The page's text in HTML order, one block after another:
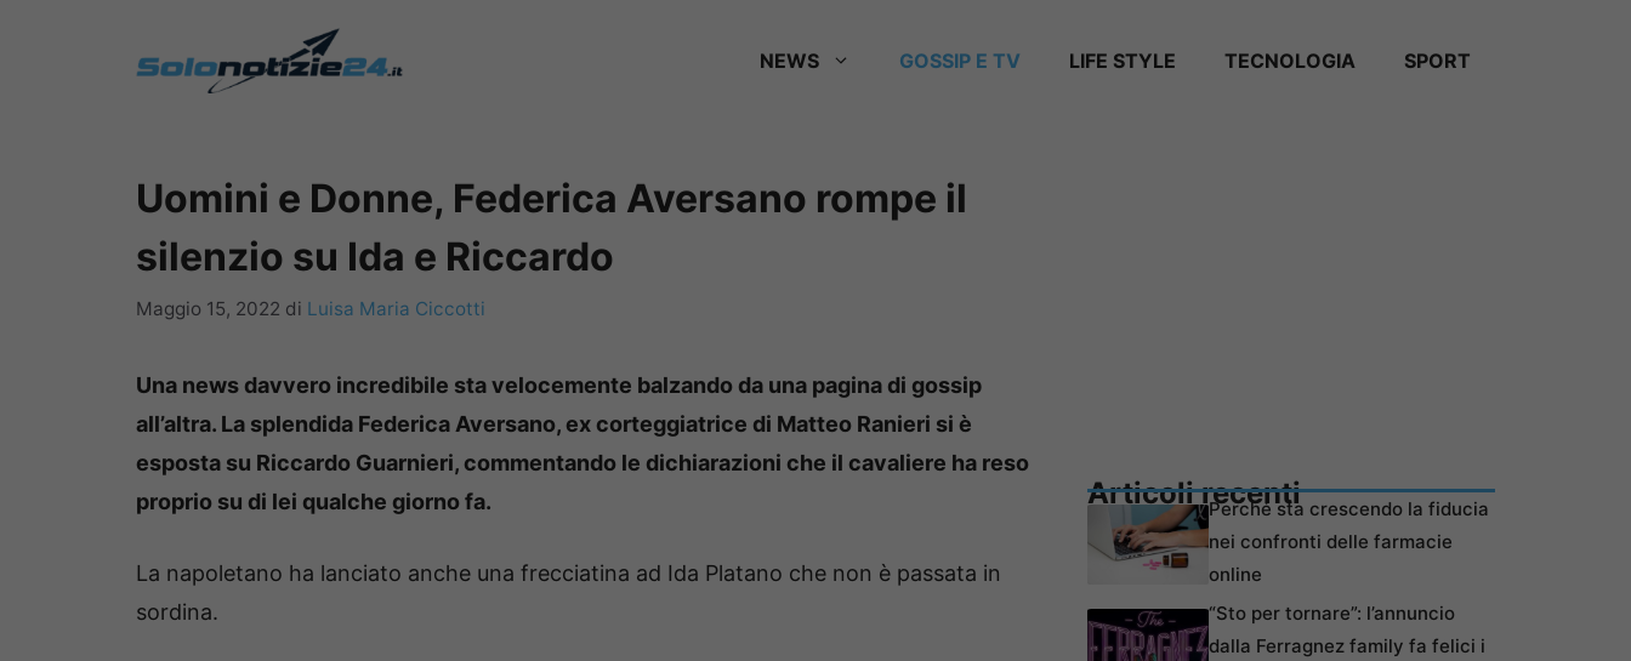
NEWS GOSSIP E TV LIFE STYLE TECNOLOGIA SPORT
Uomini e Donne, Federica Aversano rompe il
silenzio su Ida e Riccardo
Maggio 15, 2022 di Luisa Maria Ciccotti
Una news davvero incredibile sta velocemente balzando da una pagina di gossip
all’altra. La splendida Federica Aversano, ex corteggiatrice di Matteo Ranieri si è
esposta su Riccardo Guarnieri, commentando le dichiarazioni che il cavaliere ha reso
proprio su di lei qualche giorno fa.
La napoletano ha lanciato anche una frecciatina ad Ida Platano che non è passata in
sordina.
Articoli recentiPerché sta crescendo la fiducia
nei confronti delle farmacie
online
“Sto per tornare”: l’annuncio
dalla Ferragnez family fa felici i